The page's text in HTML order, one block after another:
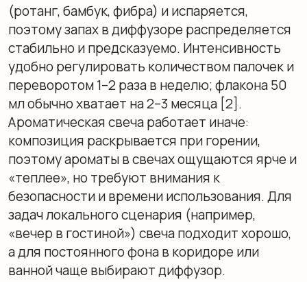
Первый шаг — убрать неприятные запахи, а не
перекрывать их. Проветривание, влажная
уборка и поглотители запаха решают
причину, а не симптом. Попытка «перебить»
кухонный запах сильной сладкой
композицией почти всегда дает тяжелую
смесь, от которой устают быстрее, чем от
исходной проблемы. Практичнее
действовать по схеме: нейтрализовать
воздух свежими цитрусами или хвойными
Как избавиться от неприятных
запахов и создать приятный
аромат